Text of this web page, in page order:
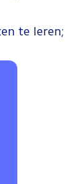
te leren;